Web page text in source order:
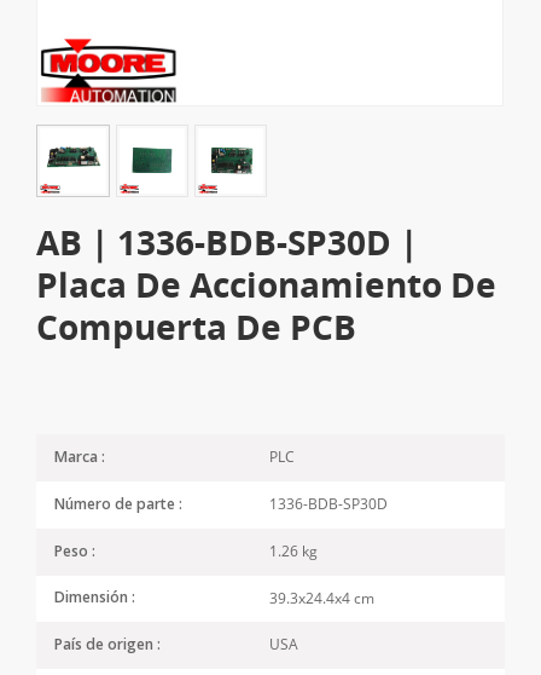
AB | 1336-BDB-SP30D |
Placa De Accionamiento De
Compuerta De PCB
Marca : PLC
Número de parte : 1336-BDB-SP30D
Peso : 1.26 kg
Dimensión : 39.3x24.4x4 cm
País de origen : USA